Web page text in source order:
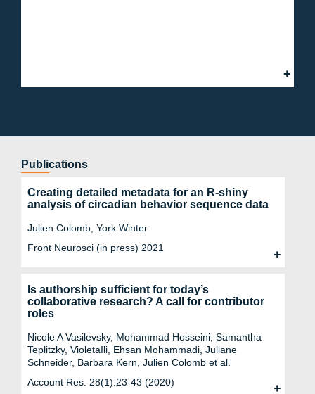
Publications
Creating detailed metadata for an R-shiny
analysis of circadian behavior sequence data
Julien Colomb, York Winter
Front Neurosci (in press) 2021
Is authorship sufficient for today’s
collaborative research? A call for contributor
roles
Nicole A Vasilevsky, Mohammad Hosseini, Samantha
Teplitzky, VioletaIli, Ehsan Mohammadi, Juliane
Schneider, Barbara Kern, Julien Colomb et al.
Account Res. 28(1):23-43 (2020)